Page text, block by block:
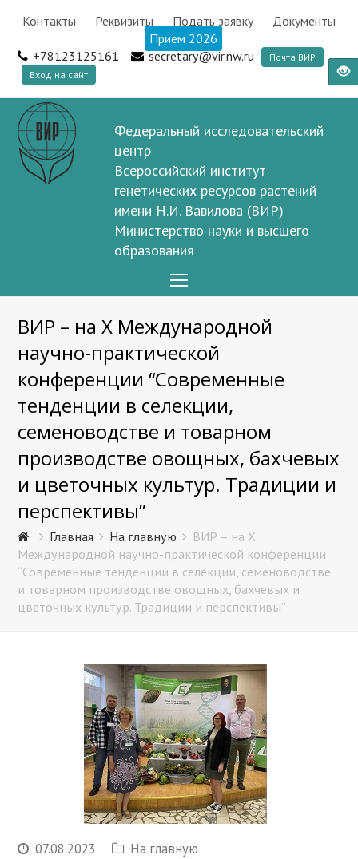
Контакты Реквизиты Подать заявку
Документы
Прием 2026
+78123125161
secretary@vir.nw.ru
Почта ВИР
Вход на сайт
Федеральный исследовательский
центр
Всероссийский институт
генетических ресурсов растений
имени Н.И. Вавилова (ВИР)
Министерство науки и высшего
образования
Menu
ВИР – на Х Международной
научно-практической
конференции “Современные
тенденции в селекции,
семеноводстве и товарном
производстве овощных, бахчевых
и цветочных культур. Традиции и
перспективы”
Главная На главную
ВИР – на Х
Международной научно-практической конференции
“Современные тенденции в селекции, семеноводстве
и товарном производстве овощных, бахчевых и
цветочных культур. Традиции и перспективы”
07.08.2023 На главную